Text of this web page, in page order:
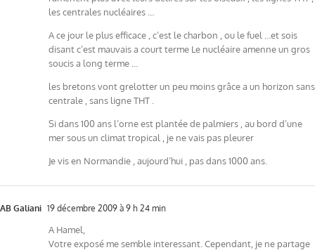
les centrales nucléaires …
A ce jour le plus efficace , c’est le charbon , ou le fuel …et sois
disant c’est mauvais a court terme Le nucléaire amenne un gros
soucis a long terme …
les bretons vont grelotter un peu moins grâce a un horizon sans
centrale , sans ligne THT .
Si dans 100 ans l’orne est plantée de palmiers , au bord d’une
mer sous un climat tropical , je ne vais pas pleurer
Je vis en Normandie , aujourd’hui , pas dans 1000 ans.
AB Galiani 19 décembre 2009 à 9 h 24 min
A Hamel,
Votre exposé me semble interessant. Cependant, je ne partage